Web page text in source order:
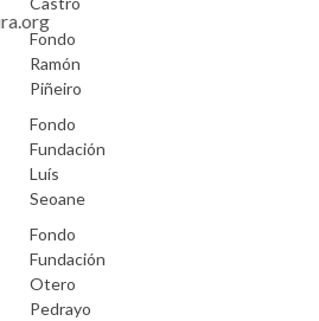
Fondo
Ramón
Piñeiro
Fondo
Fundación
Luís
Seoane
Fondo
Fundación
Otero
Pedrayo